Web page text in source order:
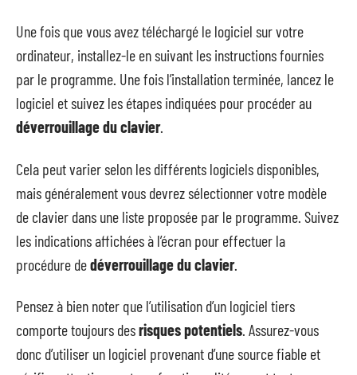
Une fois que vous avez téléchargé le logiciel sur votre
ordinateur, installez-le en suivant les instructions fournies
par le programme. Une fois l’installation terminée, lancez le
logiciel et suivez les étapes indiquées pour procéder au
déverrouillage du clavier.
Cela peut varier selon les différents logiciels disponibles,
mais généralement vous devrez sélectionner votre modèle
de clavier dans une liste proposée par le programme. Suivez
les indications affichées à l’écran pour effectuer la
procédure dedéverrouillage du clavier.
Pensez à bien noter que l’utilisation d’un logiciel tiers
comporte toujours desrisques potentiels. Assurez-vous
donc d’utiliser un logiciel provenant d’une source fiable et